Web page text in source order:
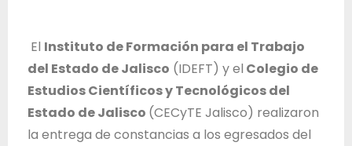
a
j
d
El Instituto de Formación para el Trabajo
del Estado de Jalisco (IDEFT) y el Colegio de
Estudios Científicos y Tecnológicos del
Estado de Jalisco (CECyTE Jalisco) realizaron
la entrega de constancias a los egresados del